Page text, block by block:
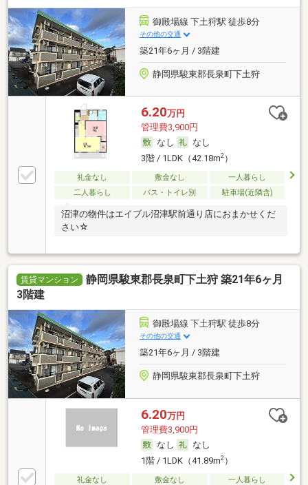
御殿場線 下土狩駅 徒歩8分
その他の交通
築21年6ヶ月 / 3階建
静岡県駿東郡長泉町下土狩
6.20万円
管理費3,900円
なし
なし
3階 / 1LDK（42.18m2）
礼金なし 敷金なし
一人暮らし
二人暮らし
バス・トイレ別 駐車場(近隣含)
沼津の物件はエイブル沼津駅前通り店におまかせくだ
さい☆
賃貸マンション
静岡県駿東郡長泉町下土狩 築21年6ヶ月
3階建
御殿場線 下土狩駅 徒歩8分
その他の交通
築21年6ヶ月 / 3階建
静岡県駿東郡長泉町下土狩
6.20万円
管理費3,900円
なし
なし
1階 / 1LDK（41.89m2）
礼金なし 敷金なし
一人暮らし